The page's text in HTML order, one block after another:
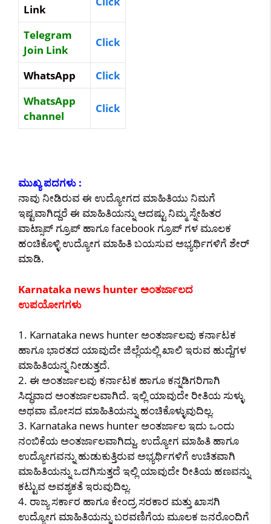
Link
Telegram
Join Link
Click
WhatsApp
Click
WhatsApp
channel
Click
ಮುಖ್ಯ ಪದಗಳು :
ನಾವು ನೀಡಿರುವ ಈ ಉದ್ಯೋಗದ ಮಾಹಿತಿಯು ನಿಮಗೆ
ಇಷ್ಟವಾಗಿದ್ದರೆ ಈ ಮಾಹಿತಿಯನ್ನು ಆದಷ್ಟು ನಿಮ್ಮ ಸ್ನೇಹಿತರ
ವಾಟ್ಸಾಪ್ ಗ್ರೂಪ್ ಹಾಗೂ facebook ಗ್ರೂಪ್ ಗಳ ಮೂಲಕ
ಹಂಚಿಕೊಳ್ಳಿ ಉದ್ಯೋಗ ಮಾಹಿತಿ ಬಯಸುವ ಅಭ್ಯರ್ಥಿಗಳಿಗೆ ಶೇರ್
ಮಾಡಿ.
Karnataka news hunter ಅಂತರ್ಜಾಲದ
ಉಪಯೋಗಗಳು
1. Karnataka news hunter ಅಂತರ್ಜಾಲವು ಕರ್ನಾಟಕ
ಹಾಗೂ ಭಾರತದ ಯಾವುದೇ ಜಿಲ್ಲೆಯಲ್ಲಿ ಖಾಲಿ ಇರುವ ಹುದ್ದೆಗಳ
ಮಾಹಿತಿಯನ್ನ ನೀಡುತ್ತದೆ.
2. ಈ ಅಂತರ್ಜಾಲವು ಕರ್ನಾಟಕ ಹಾಗೂ ಕನ್ನಡಿಗರಿಗಾಗಿ
ಸಿದ್ಧವಾದ ಅಂತರ್ಜಾಲವಾಗಿದೆ. ಇಲ್ಲಿ ಯಾವುದೇ ರೀತಿಯ ಸುಳ್ಳು
ಅಥವಾ ಮೋಸದ ಮಾಹಿತಿಯನ್ನು ಹಂಚಿಕೊಳ್ಳುವುದಿಲ್ಲ.
3. Karnataka news hunter ಅಂತರ್ಜಾಲ ಇದು ಒಂದು
ನಂಬಿಕೆಯ ಅಂತರ್ಜಾಲವಾಗಿದ್ದು. ಉದ್ಯೋಗ ಮಾಹಿತಿ ಹಾಗೂ
ಉದ್ಯೋಗವನ್ನು ಹುಡುಕುತ್ತಿರುವ ಅಭ್ಯರ್ಥಿಗಳಿಗೆ ಉಚಿತವಾಗಿ
ಮಾಹಿತಿಯನ್ನು ಒದಗಿಸುತ್ತದೆ ಇಲ್ಲಿ ಯಾವುದೇ ರೀತಿಯ ಹಣವನ್ನು
ಕಟ್ಟುವ ಅವಶ್ಯಕತೆ ಇರುವುದಿಲ್ಲ.
4. ರಾಜ್ಯ ಸರ್ಕಾರ ಹಾಗೂ ಕೇಂದ್ರ ಸರಕಾರ ಮತ್ತು ಖಾಸಗಿ
ಉದ್ಯೋಗ ಮಾಹಿತಿಯನ್ನು ಬರವಣಿಗೆಯ ಮೂಲಕ ಜನರೊಂದಿಗೆ